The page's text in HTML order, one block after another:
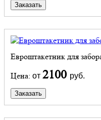
Заказать
Евроштакетник для
Цена: от 2100 руб.
Заказать